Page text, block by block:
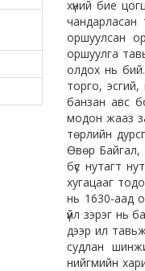
хүний бие
чандарласан
оршуулсан
оршуулга
олдох нь
торго,
банзан авс
модон жааз
төрлийн
Өвөр Байгал,
бүс нутагт
хугацааг
нь 1630-аад
үйл зэрэг нь
дээр ил
судлан
нийгмийн